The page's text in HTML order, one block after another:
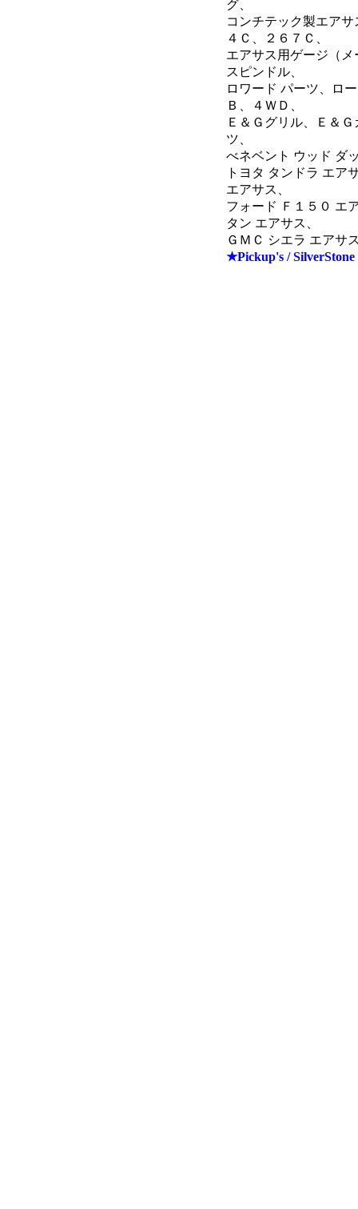
グ、
コンチテック製エア
４Ｃ、２６７Ｃ、
エアサス用ゲージ（
スピンドル、
ロワード パーツ、ロ
Ｂ、４ＷＤ、
Ｅ＆Ｇグリル、Ｅ＆
ツ、
べネベント ウッド ダ
トヨタ タンドラ エア
エアサス、
フォード Ｆ１５０ エ
タン エアサス、
ＧＭＣ シエラ エアサ
★Pickup's / SilverStone